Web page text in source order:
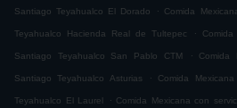
Santiago Teyahualco El Dorado . Comida
Teyahualco Hacienda Real de Tultepec .
Santiago Teyahualco San Pablo CTM . Comida
Santiago Teyahualco Asturias . Comida
Teyahualco El Laurel . Comida Mexicana con